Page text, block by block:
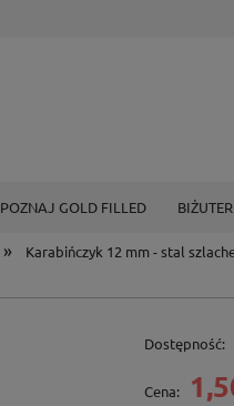
POZNAJ GOLD FILLED
» Karabińczyk 12 mm - stal
Dostępność:
Cena: